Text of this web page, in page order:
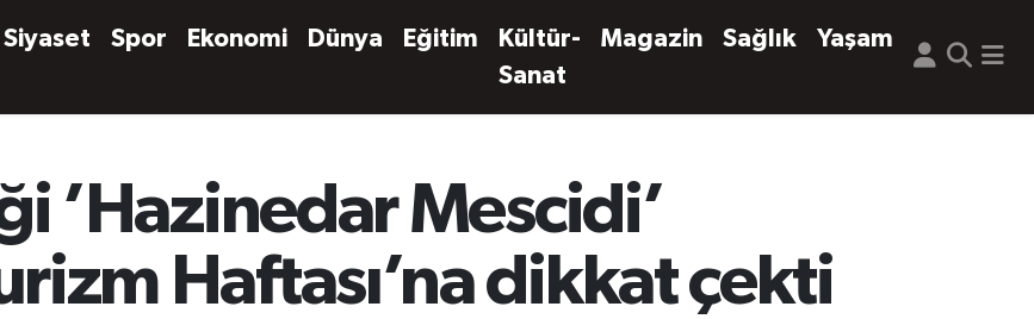
Siyaset Spor Ekonomi Dünya Eğitim
Kültür-
Sanat
Magazin Sağlık Yaşam
’Hazinedar Mescidi’
Haftası’na dikkat çekti